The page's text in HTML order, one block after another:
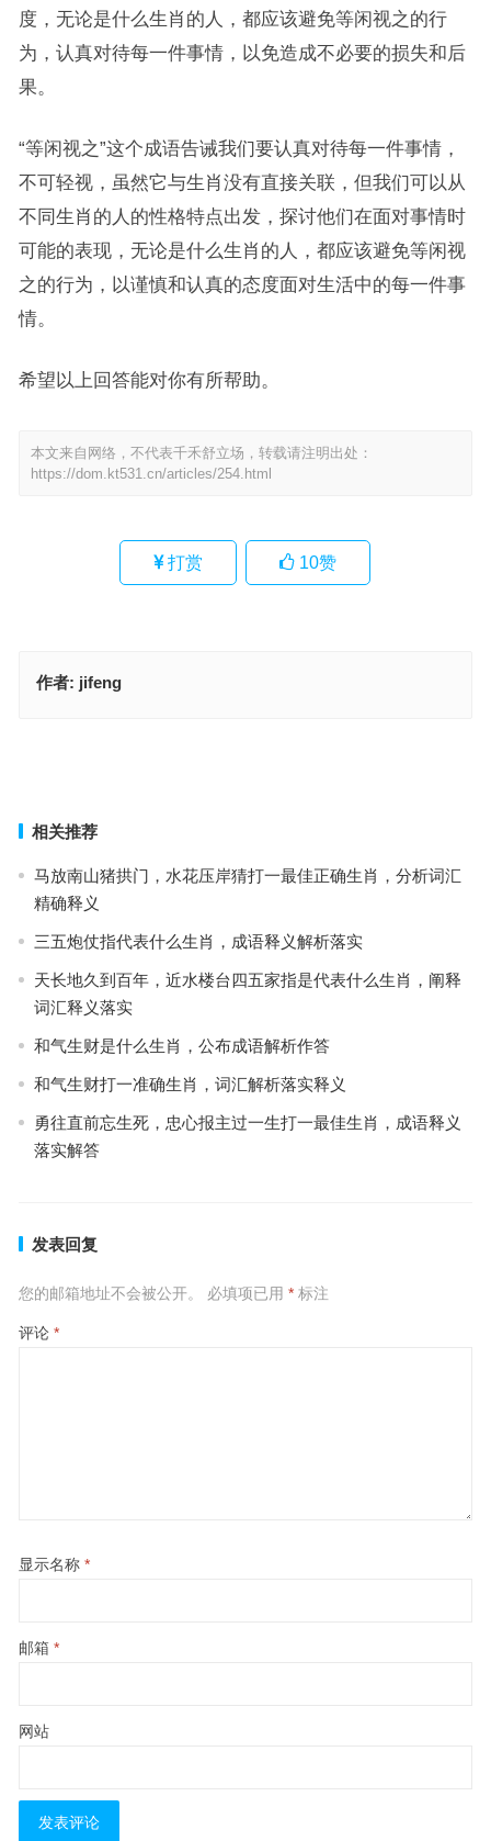
度，无论是什么生肖的人，都应该避免等闲视之的行
为，认真对待每一件事情，以免造成不必要的损失和后
果。
“等闲视之”这个成语告诫我们要认真对待每一件事情，
不可轻视，虽然它与生肖没有直接关联，但我们可以从
不同生肖的人的性格特点出发，探讨他们在面对事情时
可能的表现，无论是什么生肖的人，都应该避免等闲视
之的行为，以谨慎和认真的态度面对生活中的每一件事
情。
希望以上回答能对你有所帮助。
本文来自网络，不代表千禾舒立场，转载请注明出处：
https://dom.kt531.cn/articles/254.html
打赏 10赞
作者: jifeng
相关推荐
马放南山猪拱门，水花压岸猜打一最佳正确生肖，分析词汇
精确释义
三五炮仗指代表什么生肖，成语释义解析落实
天长地久到百年，近水楼台四五家指是代表什么生肖，阐释
词汇释义落实
和气生财是什么生肖，公布成语解析作答
和气生财打一准确生肖，词汇解析落实释义
勇往直前忘生死，忠心报主过一生打一最佳生肖，成语释义
落实解答
发表回复
您的邮箱地址不会被公开。 必填项已用 *标注
评论 *
显示名称 *
邮箱 *
网站